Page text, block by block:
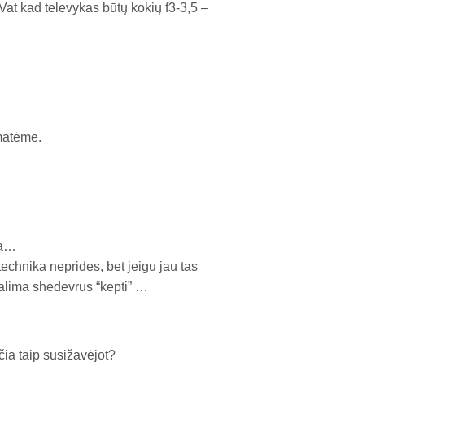
kad televykas būtų kokių f3-3,5 –
neprides, bet jeigu jau tas
shedevrus “kepti” …
taip susižavėjot?